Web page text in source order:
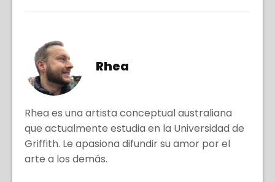
Rhea
Rhea es una artista conceptual australiana
que actualmente estudia en la Universidad de
Griffith. Le apasiona difundir su amor por el
arte a los demás.